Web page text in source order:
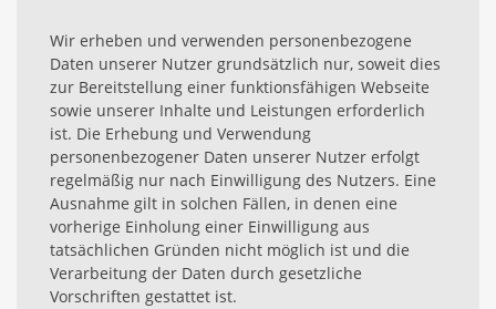
Wir erheben und verwenden personenbezogene
Daten unserer Nutzer grundsätzlich nur, soweit dies
zur Bereitstellung einer funktionsfähigen Webseite
sowie unserer Inhalte und Leistungen erforderlich
ist. Die Erhebung und Verwendung
personenbezogener Daten unserer Nutzer erfolgt
regelmäßig nur nach Einwilligung des Nutzers. Eine
Ausnahme gilt in solchen Fällen, in denen eine
vorherige Einholung einer Einwilligung aus
tatsächlichen Gründen nicht möglich ist und die
Verarbeitung der Daten durch gesetzliche
Vorschriften gestattet ist.